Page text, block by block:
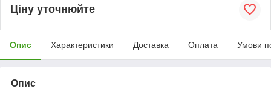
Ціну уточнюйте
Опис Характеристики Доставка Оплата Умови
Опис